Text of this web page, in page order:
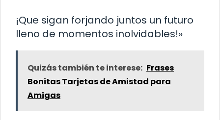
¡Que sigan forjando juntos un futuro
lleno de momentos inolvidables!»
Quizás también te interese: Frases
Bonitas Tarjetas de Amistad para
Amigas